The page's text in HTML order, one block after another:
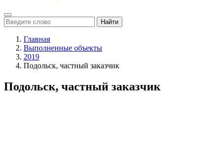
Найти
Главная
Выполненные объекты
2019
Подольск, частный заказчик
Подольск, частный заказчик